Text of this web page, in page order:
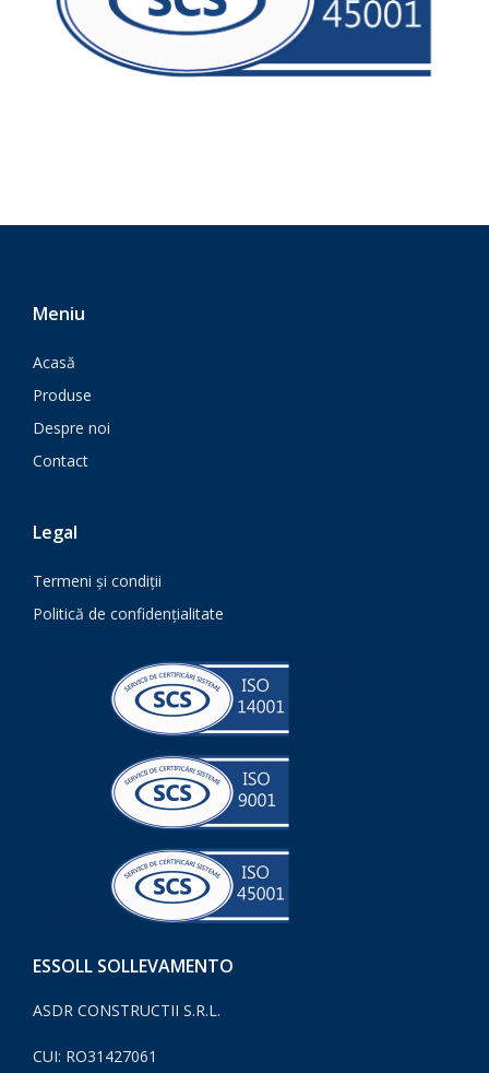
Meniu
Acasă
Produse
Despre noi
Contact
Legal
Termeni și condiții
Politică de confidențialitate
ESSOLL SOLLEVAMENTO
ASDR CONSTRUCTII S.R.L.
CUI: RO31427061